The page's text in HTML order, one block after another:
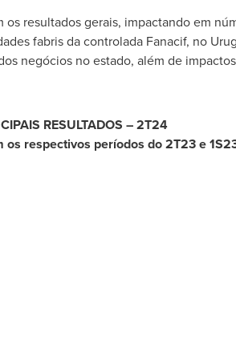
resultados gerais, impactando em
fabris da controlada Fanacif, no
negócios no estado, além de
RESULTADOS – 2T24
respectivos períodos do 2T23 e